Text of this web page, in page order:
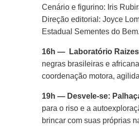
Cenário e figurino: Iris
Direção editorial: Joyce
Estadual Sementes do
16h — Laboratório
negras brasileiras e
coordenação motora,
19h — Desvele-se:
para o riso e a
brincar com suas próprias